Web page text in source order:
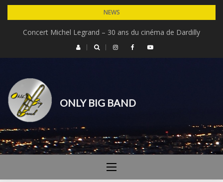
Skip
content
NEWS
Concert Michel Legrand – 30 ans du cinéma de Dardilly
ONLY BIG BAND